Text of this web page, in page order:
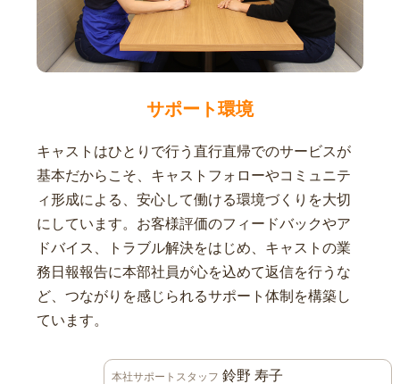
サポート環境
キャストはひとりで行う直行直帰でのサービスが
基本だからこそ、キャストフォローやコミュニテ
ィ形成による、安心して働ける環境づくりを大切
にしています。お客様評価のフィードバックやア
ドバイス、トラブル解決をはじめ、キャストの業
務日報報告に本部社員が心を込めて返信を行うな
ど、つながりを感じられるサポート体制を構築し
ています。
本社サポートスタッフ 鈴野 寿子